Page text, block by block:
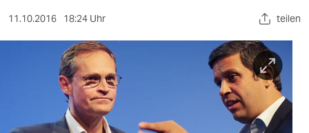
sport
wahrheit
11.10.2016 18:24 Uhr teilen